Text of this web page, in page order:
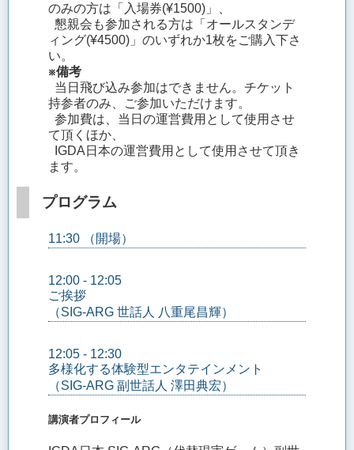
のみの方は「入場券(¥1500)」、
懇親会も参加される方は「オールスタンデ
ィング(¥4500)」のいずれか1枚をご購入下さ
い。
※備考
当日飛び込み参加はできません。チケット
持参者のみ、ご参加いただけます。
参加費は、当日の運営費用として使用させ
て頂くほか、
IGDA日本の運営費用として使用させて頂き
ます。
プログラム
11:30 （開場）
12:00 - 12:05
ご挨拶
（SIG-ARG 世話人 八重尾昌輝）
12:05 - 12:30
多様化する体験型エンタテインメント
（SIG-ARG 副世話人 澤田典宏）
講演者プロフィール